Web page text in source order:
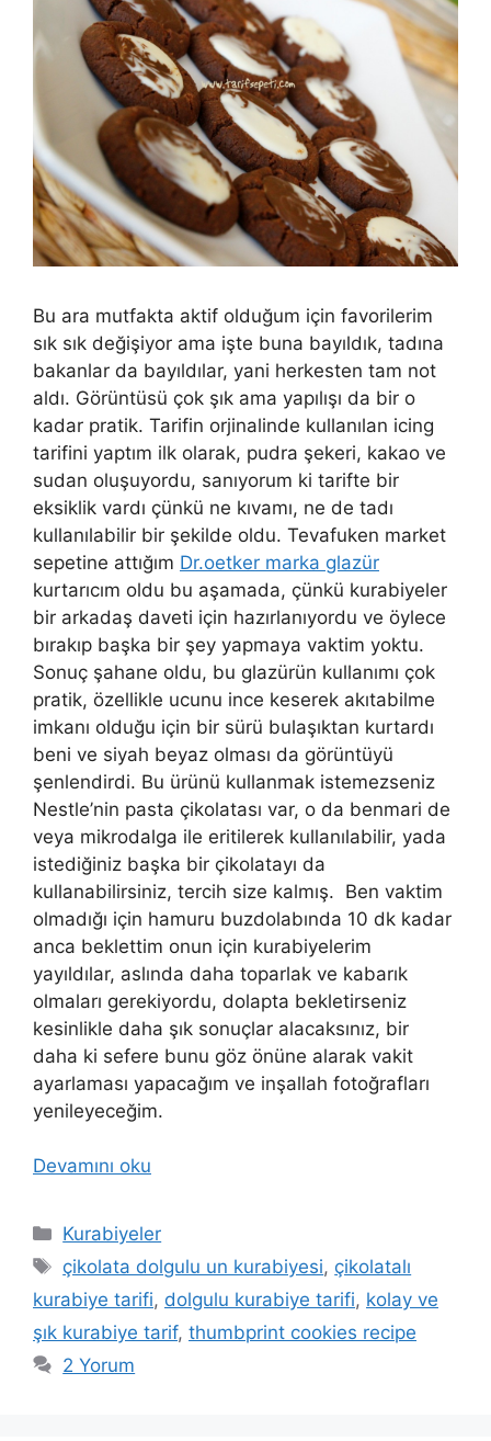
Bu ara mutfakta aktif olduğum için favorilerim
sık sık değişiyor ama işte buna bayıldık, tadına
bakanlar da bayıldılar, yani herkesten tam not
aldı. Görüntüsü çok şık ama yapılışı da bir o
kadar pratik. Tarifin orjinalinde kullanılan icing
tarifini yaptım ilk olarak, pudra şekeri, kakao ve
sudan oluşuyordu, sanıyorum ki tarifte bir
eksiklik vardı çünkü ne kıvamı, ne de tadı
kullanılabilir bir şekilde oldu. Tevafuken market
sepetine attığım Dr.oetker marka glazür
kurtarıcım oldu bu aşamada, çünkü kurabiyeler
bir arkadaş daveti için hazırlanıyordu ve öylece
bırakıp başka bir şey yapmaya vaktim yoktu.
Sonuç şahane oldu, bu glazürün kullanımı çok
pratik, özellikle ucunu ince keserek akıtabilme
imkanı olduğu için bir sürü bulaşıktan kurtardı
beni ve siyah beyaz olması da görüntüyü
şenlendirdi. Bu ürünü kullanmak istemezseniz
Nestle’nin pasta çikolatası var, o da benmari de
veya mikrodalga ile eritilerek kullanılabilir, yada
istediğiniz başka bir çikolatayı da
kullanabilirsiniz, tercih size kalmış. Ben vaktim
olmadığı için hamuru buzdolabında 10 dk kadar
anca beklettim onun için kurabiyelerim
yayıldılar, aslında daha toparlak ve kabarık
olmaları gerekiyordu, dolapta bekletirseniz
kesinlikle daha şık sonuçlar alacaksınız, bir
daha ki sefere bunu göz önüne alarak vakit
ayarlaması yapacağım ve inşallah fotoğrafları
yenileyeceğim.
Devamını oku
Kategoriler
Kurabiyeler
Etiketler
çikolata dolgulu un kurabiyesi, çikolatalı
kurabiye tarifi, dolgulu kurabiye tarifi, kolay ve
şık kurabiye tarif, thumbprint cookies recipe
2 Yorum